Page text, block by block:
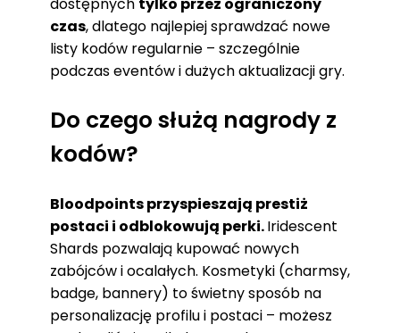
dostępnych tylko przez ograniczony
czas, dlatego najlepiej sprawdzać nowe
listy kodów regularnie – szczególnie
podczas eventów i dużych aktualizacji gry.
Do czego służą nagrody z
kodów?
Bloodpoints przyspieszają prestiż
postaci i odblokowują perki.Iridescent
Shards pozwalają kupować nowych
zabójców i ocalałych. Kosmetyki (charmsy,
badge, bannery) to świetny sposób na
personalizację profilu i postaci – możesz